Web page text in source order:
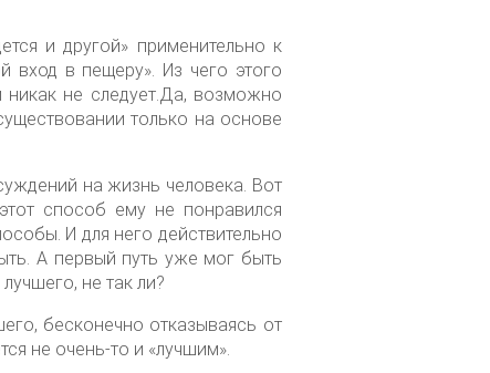
и другой» применительно к
вход в пещеру». Из чего этого
никак не следует.Да, возможно
только на основе
на жизнь человека. Вот
способ ему не понравился
И для него действительно
А первый путь уже мог быть
не так ли?
бесконечно отказываясь от
не очень-то и «лучшим».